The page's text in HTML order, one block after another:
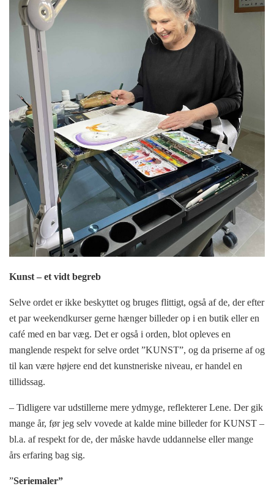
Kunst – et vidt begreb
Selve ordet er ikke beskyttet og bruges flittigt, også af de, der efter
et par weekendkurser gerne hænger billeder op i en butik eller en
café med en bar væg. Det er også i orden, blot opleves en
manglende respekt for selve ordet ”KUNST”, og da priserne af og
til kan være højere end det kunstneriske niveau, er handel en
tillidssag.
– Tidligere var udstillerne mere ydmyge, reflekterer Lene. Der gik
mange år, før jeg selv vovede at kalde mine billeder for KUNST –
bl.a. af respekt for de, der måske havde uddannelse eller mange
års erfaring bag sig.
”Seriemaler”